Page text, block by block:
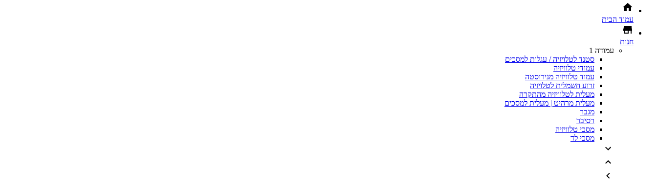
עמוד הבית
חנות
עמודה 1
סטנד לטלויזיה / עגלות למסכים
עמודי טלוויזיה
עמוד טלוויזיה מנירוסטה
זרוע חשמלית לטלויזיה
מעלית לטלוויזיה מהתקרה
מעלית מרהיט | מעלית למסכים
מגבר
רסיבר
מסכי טלוויזיה
מסכי לד